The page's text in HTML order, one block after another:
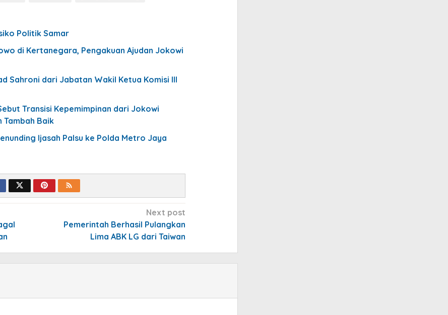
Politik Samar
di Kertanegara, Pengakuan Ajudan Jokowi
Sahroni dari Jabatan Wakil Ketua Komisi III
Transisi Kepemimpinan dari Jokowi
Tambah Baik
Ijasah Palsu ke Polda Metro Jaya
Next post
Pemerintah Berhasil Pulangkan
Lima ABK LG dari Taiwan